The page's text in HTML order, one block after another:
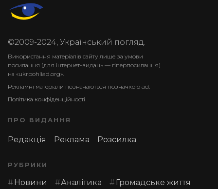
©2009-2024, Український погляд.
Використання матеріалів сайту лише за умови
посилання (для інтернет-видань — гіперпосилання)
на «ukrpohliad.org».
Рекламні матеріали позначаються позначкою ad.
Політика конфіденційності
ПРО ВИДАННЯ
Редакція Реклама Розсилка
РУБРИКИ
Новини Аналітика Громадське життя